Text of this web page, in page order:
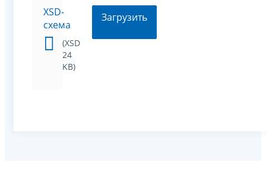
XSD-
схема
(XSD
24
KB)
Загрузить